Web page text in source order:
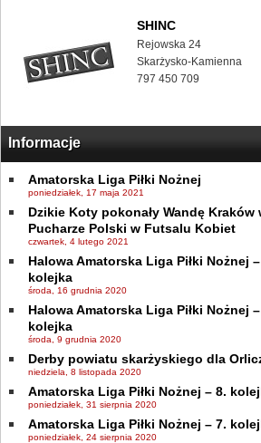
SHINC
Rejowska 24
Skarżysko-Kamienna
797 450 709
Informacje
Amatorska Liga Piłki Nożnej
poniedziałek, 17 maja 2021
Dzikie Koty pokonały Wandę Kraków
Pucharze Polski w Futsalu Kobiet
czwartek, 4 lutego 2021
Halowa Amatorska Liga Piłki Nożnej
kolejka
środa, 16 grudnia 2020
Halowa Amatorska Liga Piłki Nożnej
kolejka
środa, 9 grudnia 2020
Derby powiatu skarżyskiego dla
niedziela, 8 listopada 2020
Amatorska Liga Piłki Nożnej – 8.
poniedziałek, 31 sierpnia 2020
Amatorska Liga Piłki Nożnej – 7.
poniedziałek, 24 sierpnia 2020